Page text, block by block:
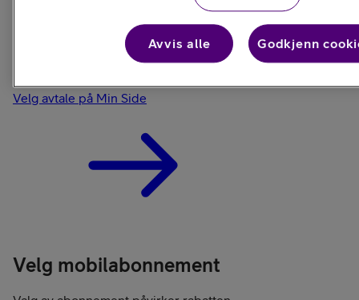
Velg avtale på Min Side
Velg mobilabonnement
Avvis alle Godkjenn